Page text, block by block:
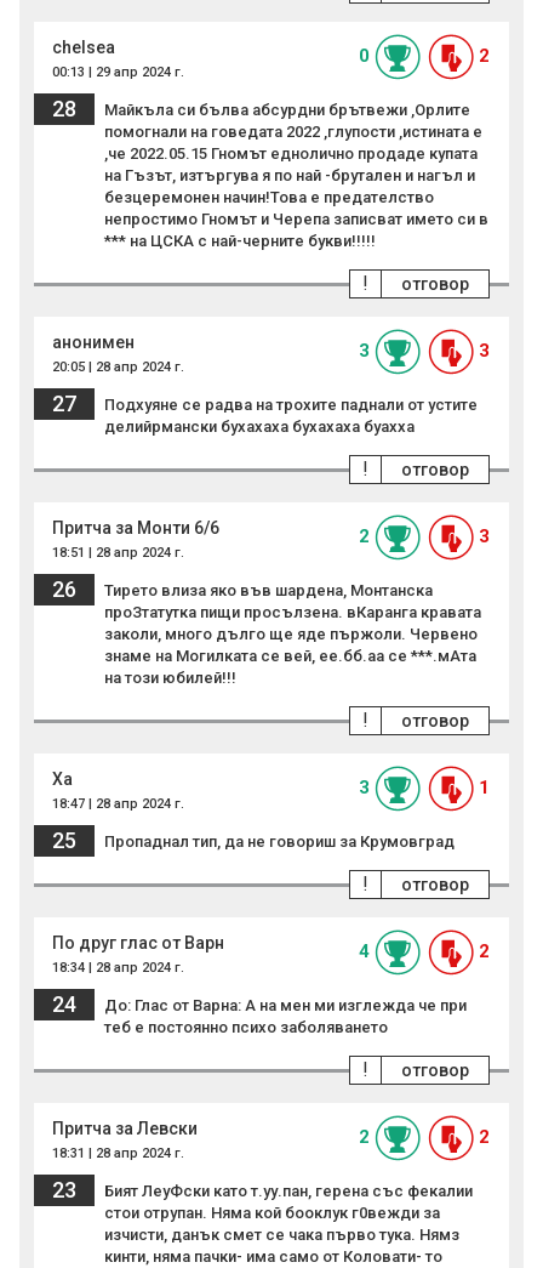
chelsea
00:13 | 29 апр 2024 г.
0 2
28
Майкъла си бълва абсурдни брътвежи ,Орлите
помогнали на говедата 2022 ,глупости ,истината е
,че 2022.05.15 Гномът еднолично продаде купата
на Гъзът, изтъргува я по най -брутален и нагъл и
безцеремонен начин!Това е предателство
непростимо Гномът и Черепа записват името си в
*** на ЦСКА с най-черните букви!!!!!
отговор
!
анонимен
20:05 | 28 апр 2024 г.
3 3
27
Подхуяне се радва на трохите паднали от устите
делийрмански бухахаха бухахаха буахха
отговор
!
Притча за Монти 6/6
18:51 | 28 апр 2024 г.
2 3
26
Тирето влиза яко във шардена, Монтанска
проЗтатутка пищи просълзена. вКаранга кравата
заколи, много дълго ще яде пържоли. Червено
знаме на Могилката се вей, ее.бб.аа се ***.мАта
на този юбилей!!!
отговор
!
Ха
18:47 | 28 апр 2024 г.
3 1
25 Пропаднал тип, да не говориш за Крумовград
отговор
!
По друг глас от Варн
18:34 | 28 апр 2024 г.
4 2
24
До: Глас от Варна: А на мен ми изглежда че при
теб е постоянно психо заболяването
отговор
!
Притча за Левски
18:31 | 28 апр 2024 г.
2 2
23
Бият ЛеуФски като т.уу.пан, герена със фекалии
стои отрупан. Няма кой бооклук г0вежди за
изчисти, данък смет се чака първо тука. Нямз
кинти, няма пачки- има само от Коловати- то